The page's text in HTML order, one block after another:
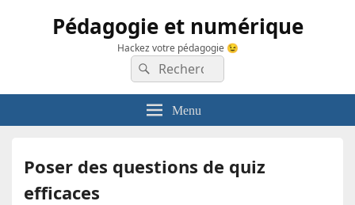
Pédagogie et numérique
Hackez votre pédagogie 😉
Recherche :
Rechercher
Menu
Poser des questions de quiz
efficaces